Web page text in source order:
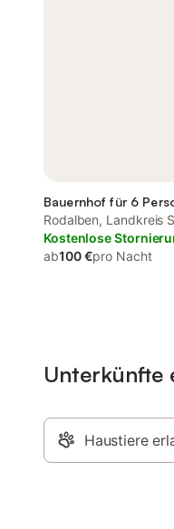
Bauernhof für 6
Rodalben, Landkreis
Kostenlose
ab100 €pro Nacht
Unterkünfte
Haustiere